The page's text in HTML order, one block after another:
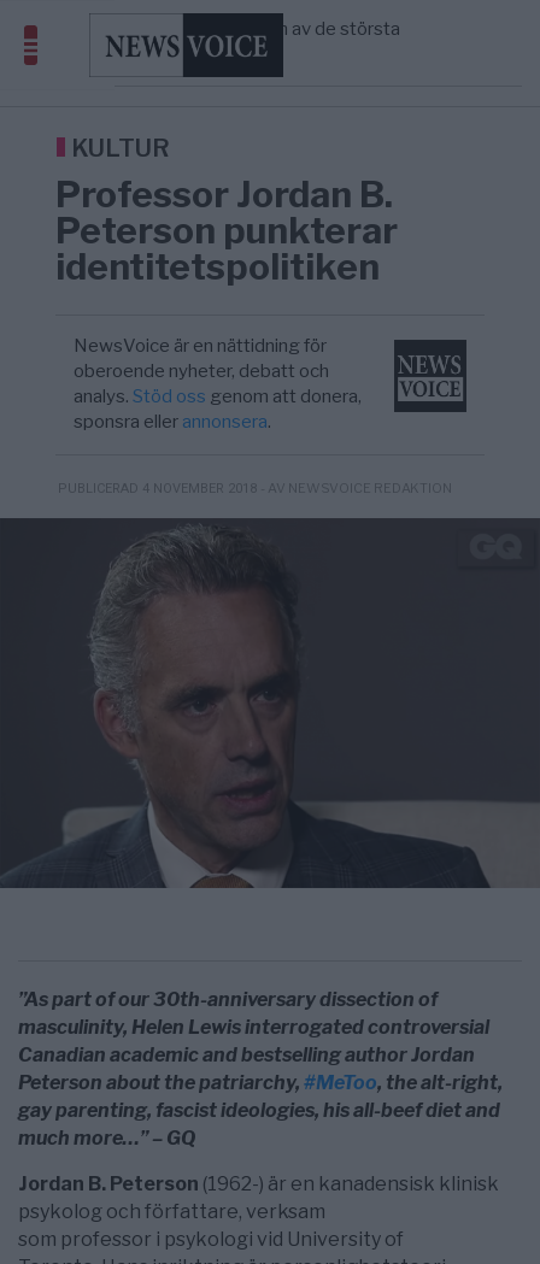
5/8
Gaza håller en av de största
massbegravningarna någonsin
SVERIGE
S och KD vill omvandla sjukvården till ett
om amerikansk påverkan
America” – Finally
KULTUR
Professor Jordan B.
Peterson punkterar
identitetspolitiken
NewsVoice är en nättidning för
oberoende nyheter, debatt och
analys.Stöd oss genom att donera,
sponsra eller annonsera.
PUBLICERAD 4 NOVEMBER 2018 - AV NEWSVOICE REDAKTION
”As part of our 30th-anniversary dissection of
masculinity, Helen Lewis interrogated controversial
Canadian academic and bestselling author Jordan
Peterson about the patriarchy, #MeToo, the alt-right,
gay parenting, fascist ideologies, his all-beef diet and
much more…” – GQ
Jordan B. Peterson (1962-) är en kanadensisk klinisk
psykolog och författare, verksam
som professor i psykologi vid University of